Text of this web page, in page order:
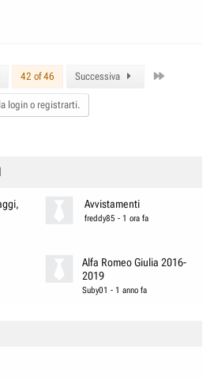
42 of 46 Successiva
login o registrarti.
Avvistamenti
freddy85 - 1 ora fa
Alfa Romeo Giulia 2016-
2019
Suby01 - 1 anno fa